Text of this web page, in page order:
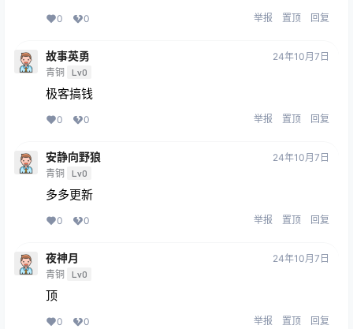
0 0 举报 置顶 回复
故事英勇
青铜 Lv0
24年10月7日
极客搞钱
0 0 举报 置顶 回复
安静向野狼
青铜 Lv0
24年10月7日
多多更新
0 0 举报 置顶 回复
夜神月
青铜 Lv0
24年10月7日
顶
0 0 举报 置顶 回复